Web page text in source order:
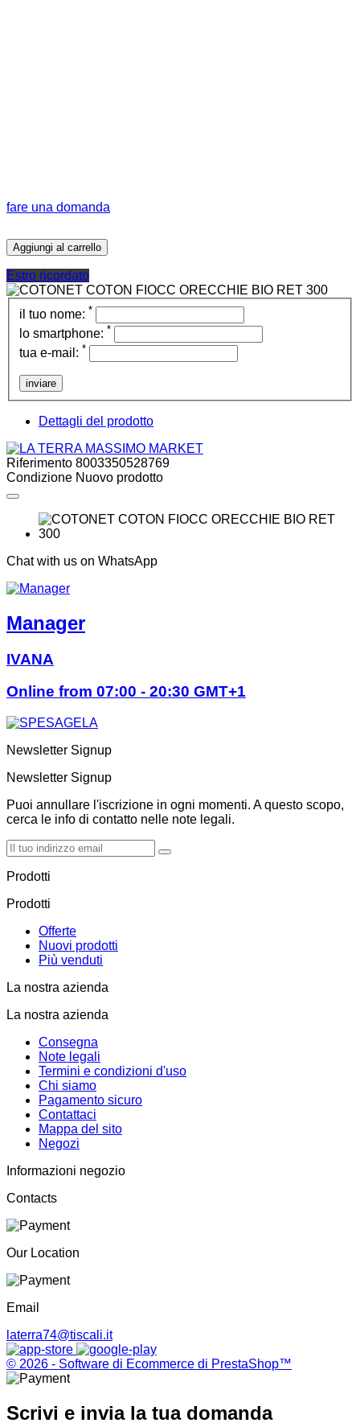
fare una domanda
Aggiungi al carrello
Estro ricordato
il tuo nome: *
lo smartphone: *
tua e-mail: *
inviare
Dettagli del prodotto
Riferimento 8003350528769
Condizione Nuovo prodotto
Chat with us on WhatsApp
Manager
IVANA
Online from 07:00 - 20:30 GMT+1
Newsletter Signup
Newsletter Signup
Puoi annullare l'iscrizione in ogni momenti. A questo scopo,
cerca le info di contatto nelle note legali.
Prodotti
Prodotti
Offerte
Nuovi prodotti
Più venduti
La nostra azienda
La nostra azienda
Consegna
Note legali
Termini e condizioni d'uso
Chi siamo
Pagamento sicuro
Contattaci
Mappa del sito
Negozi
Informazioni negozio
Contacts
Our Location
Email
laterra74@tiscali.it
© 2026 - Software di Ecommerce di PrestaShop™
Scrivi e invia la tua domanda